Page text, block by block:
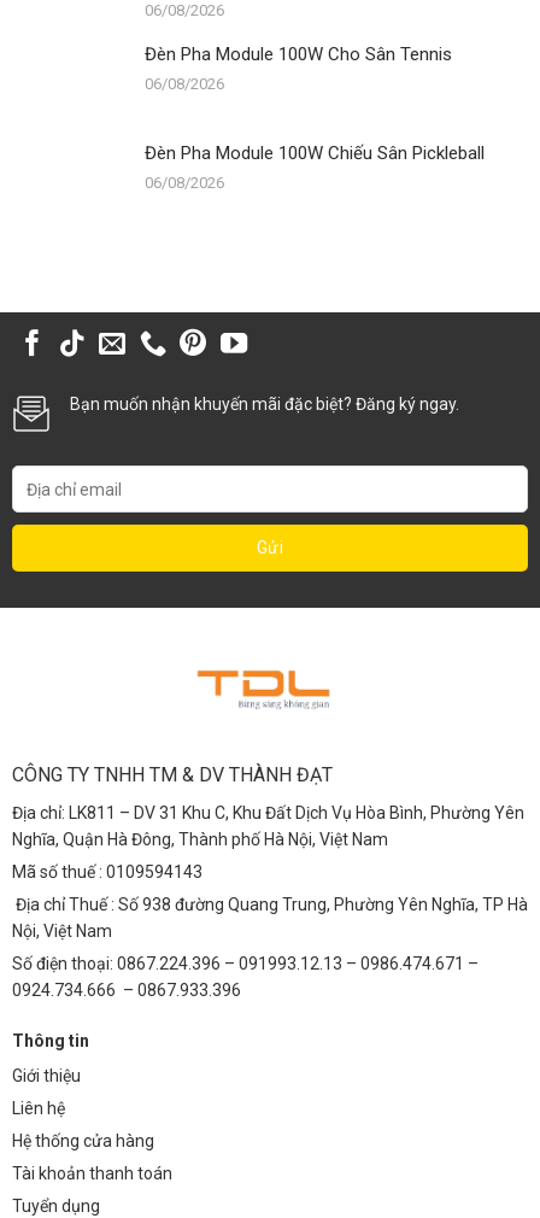
06/08/2026
Đèn Pha Module 100W Cho Sân Tennis
06/08/2026
Đèn Pha Module 100W Chiếu Sân Pickleball
06/08/2026
Bạn muốn nhận khuyến mãi đặc biệt? Đăng ký ngay.
CÔNG TY TNHH TM & DV THÀNH ĐẠT
Địa chỉ: LK811 – DV 31 Khu C, Khu Đất Dịch Vụ Hòa Bình, Phường Yên
Nghĩa, Quận Hà Đông, Thành phố Hà Nội, Việt Nam
Mã số thuế : 0109594143
Địa chỉ Thuế : Số 938 đường Quang Trung, Phường Yên Nghĩa, TP Hà
Nội, Việt Nam
Số điện thoại: 0867.224.396 – 091993.12.13 – 0986.474.671 –
0924.734.666 – 0867.933.396
Thông tin
Giới thiệu
Liên hệ
Hệ thống cửa hàng
Tài khoản thanh toán
Tuyển dụng